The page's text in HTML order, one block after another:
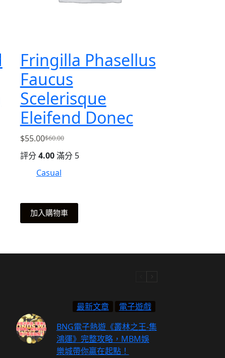
Fringilla Phasellus
Faucus
Scelerisque
Eleifend Donec
$60.00
原
始
價
格：
$55.00目
前
價
格：
評分4.00滿分 5
Casual
加入購物車
最新文章
電子遊戲
BNG電子熱遊《叢林之王-集
鴻運》完整攻略，MBM娛
樂城帶你贏在起點！